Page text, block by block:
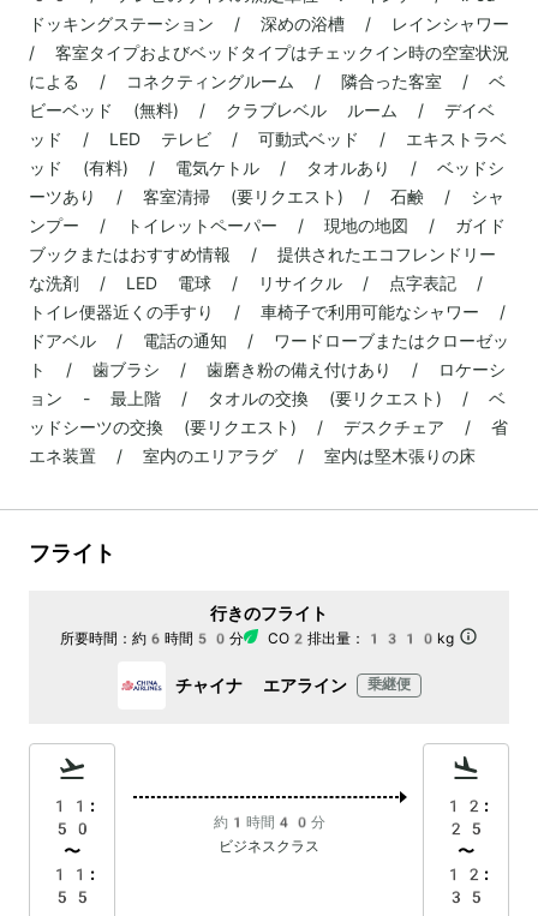
ドッキングステーション / 深めの浴槽 / レインシャワー
/ 客室タイプおよびベッドタイプはチェックイン時の空室状況
による / コネクティングルーム / 隣合った客室 / ベ
ビーベッド (無料) / クラブレベル ルーム / デイベ
ッド / LED テレビ / 可動式ベッド / エキストラベ
ッド (有料) / 電気ケトル / タオルあり / ベッドシ
ーツあり / 客室清掃 (要リクエスト) / 石鹸 / シャ
ンプー / トイレットペーパー / 現地の地図 / ガイド
ブックまたはおすすめ情報 / 提供されたエコフレンドリー
な洗剤 / LED 電球 / リサイクル / 点字表記 /
トイレ便器近くの手すり / 車椅子で利用可能なシャワー /
ドアベル / 電話の通知 / ワードローブまたはクローゼッ
ト / 歯ブラシ / 歯磨き粉の備え付けあり / ロケーシ
ョン - 最上階 / タオルの交換 (要リクエスト) / ベ
ッドシーツの交換 (要リクエスト) / デスクチェア / 省
エネ装置 / 室内のエリアラグ / 室内は堅木張りの床
フライト
行きのフライト
所要時間： 約6時間50分 CO2排出量： 1310kg
チャイナ エアライン 乗継便
11:
50
〜
11:
55
約1時間40分
ビジネスクラス
12:
25
〜
12:
35